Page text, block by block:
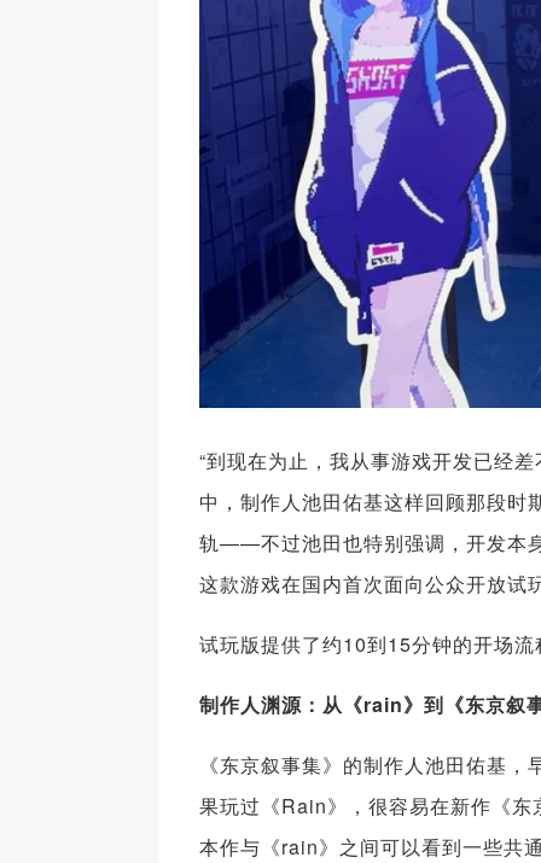
“到现在为止，我从事游戏开发已经
中，制作人池田佑基这样回顾那段
轨——不过池田也特别强调，开发本
这款游戏在国内首次面向公众开放试
试玩版提供了约10到15分钟的开场
制作人渊源：从《rain》到《东京叙
《东京叙事集》的制作人池田佑基
果玩过《Rain》，很容易在新作《
本作与《rain》之间可以看到一些共